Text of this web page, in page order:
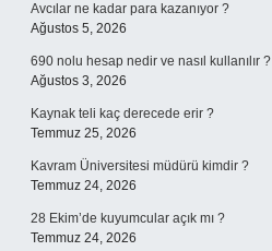
Avcılar ne kadar para kazanıyor ?
Ağustos 5, 2026
690 nolu hesap nedir ve nasıl kullanılır ?
Ağustos 3, 2026
Kaynak teli kaç derecede erir ?
Temmuz 25, 2026
Kavram Üniversitesi müdürü kimdir ?
Temmuz 24, 2026
28 Ekim’de kuyumcular açık mı ?
Temmuz 24, 2026